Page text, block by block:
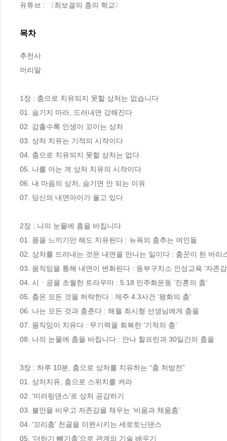
유튜브 : 〈최보결의 춤의 학교〉
목차
추천사
머리말
1장 : 춤으로 치유되지 못할 상처는 없습니다
01. 숨기지 마라, 드러내면 강해진다
02. 감출수록 인생이 꼬이는 상처
03. 상처 치유는 기적의 시작이다
04. 춤으로 치유되지 못할 상처는 없다
05. 나를 아는 게 상처 치유의 시작이다
06. 내 마음의 상처, 숨기면 안 되는 이유
07. 당신의 내면아이가 울고 있다
2장 : 나의 눈물에 춤을 바칩니다
01. 몸을 느끼기만 해도 치유된다 : 뉴욕의 춤추는 여인들
02. 상처를 드러내는 것은 내면을 만나는 일이다 : 춤꾼이 된 바리
03. 움직임을 통해 내면이 변화된다 : 동부구치소 인성교육 ‘자존
04. 시ㆍ공을 초월한 트라우마 : 5.18 민주화운동 ‘진혼의 춤’
05. 춤은 모든 것을 허락한다 : 제주 4.3사건 ‘평화의 춤’
06. 나는 모든 것과 춤춘다 : 해월 최시형 선생님에게 춤을
07. 움직임이 치유다 : 무기력을 회복한 ‘기적의 춤’
08. 나의 눈물에 춤을 바칩니다 : 안나 할프린과 30일간의 춤을
3장 : 하루 10분, 춤으로 상처를 치유하는 “춤 처방전”
01. 상처치유, 춤으로 스위치를 켜라
02. ‘미러링댄스’로 상처 공감하기
03. 불안을 비우고 자존감을 채우는 ‘비움과 채움춤’
04. ‘꼬리춤’ 천골을 이완시키는 세로토닌댄스
05. ‘더하기 빼기춤’으로 관계의 기술 배우기